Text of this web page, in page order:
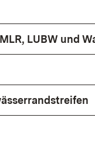
LUBW und